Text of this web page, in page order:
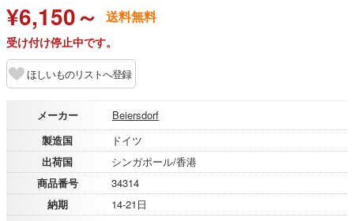
¥6,150～ 送料無料
受け付け停止中です。
ほしいものリストへ登録
メーカー
Beiersdorf
製造国
ドイツ
出荷国
シンガポール/香港
商品番号
34314
納期
14-21日